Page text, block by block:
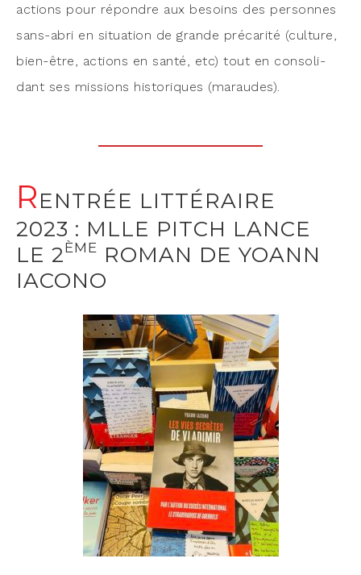
actions pour répondre aux besoins des per­sonnes
sans-abri en situa­tion de grande pré­ca­ri­té (culture,
bien-être, actions en san­té, etc) tout en conso­li­
dant ses mis­sions his­to­riques (maraudes).
RENTRÉE LITTÉRAIRE
2023 : MLLE PITCH LANCE
LE 2ÈME ROMAN DE YOANN
IACONO